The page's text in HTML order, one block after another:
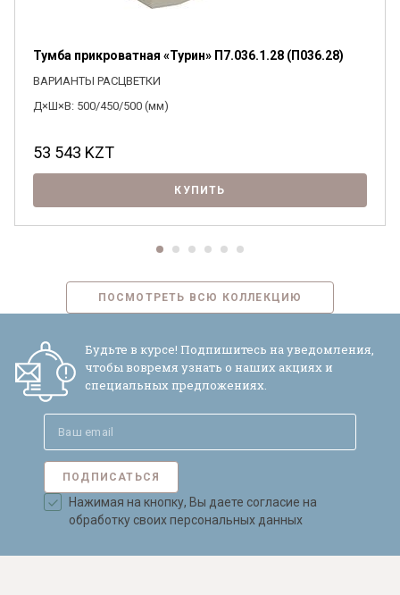
Тумба прикроватная «Турин» П7.036.1.28 (П036.28)
ВАРИАНТЫ РАСЦВЕТКИ
Д×Ш×В: 500/450/500 (мм)
53 543 KZT
КУПИТЬ
ПОСМОТРЕТЬ ВСЮ КОЛЛЕКЦИЮ
Будьте в курсе! Подпишитесь на уведомления,
чтобы вовремя узнать о наших акциях и
специальных предложениях.
ПОДПИСАТЬСЯ
Нажимая на кнопку, Вы даете согласие на
обработку своих персональных данных